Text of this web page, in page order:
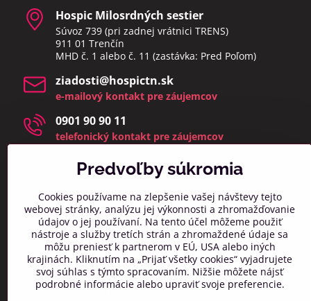
Hospic Milosrdných sestier
Súvoz 739 (pri zadnej vrátnici TRENS)
911 01 Trenčín
MHD č. 1 alebo č. 11 (zastávka: Pred Poľom)
ziadosti​@hospictn​.sk
e-mailový kontakt pre záujemcov
0901 90 90 11
telefonický kontakt pre záujemcov
telefonáty a osobné návštevy prijímame v čase 8:00 –
14:00
(zmeškané hovory a osobné návštevy mimo týchto
info​@hospictn​.sk
všeobecný kontaktný mail
0918 606 261
všeobecný telefonický kontakt
032/7417 011
Predvoľby súkromia
Cookies používame na zlepšenie vašej návštevy tejto
webovej stránky, analýzu jej výkonnosti a zhromažďovanie
údajov o jej používaní. Na tento účel môžeme použiť
nástroje a služby tretích strán a zhromaždené údaje sa
môžu preniesť k partnerom v EÚ, USA alebo iných
krajinách. Kliknutím na „Prijať všetky cookies“ vyjadrujete
svoj súhlas s týmto spracovaním. Nižšie môžete nájsť
podrobné informácie alebo upraviť svoje preferencie.